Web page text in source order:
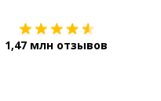
1,47 млн отзывов